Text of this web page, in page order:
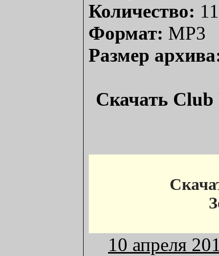
Количество:
Формат: MP3
Размер
Скачать
10 апреля